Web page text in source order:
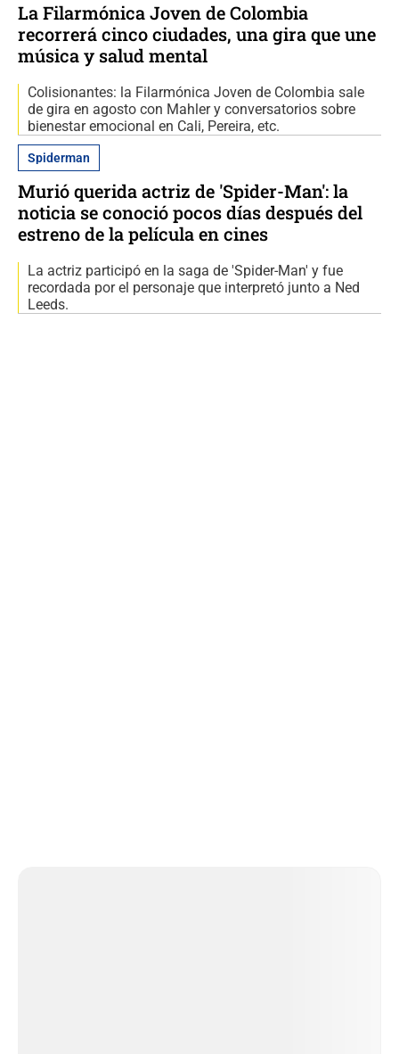
La Filarmónica Joven de Colombia
recorrerá cinco ciudades, una gira que une
música y salud mental
Colisionantes: la Filarmónica Joven de Colombia sale
de gira en agosto con Mahler y conversatorios sobre
bienestar emocional en Cali, Pereira, etc.
Spiderman
Murió querida actriz de 'Spider-Man': la
noticia se conoció pocos días después del
estreno de la película en cines
La actriz participó en la saga de 'Spider-Man' y fue
recordada por el personaje que interpretó junto a Ned
Leeds.